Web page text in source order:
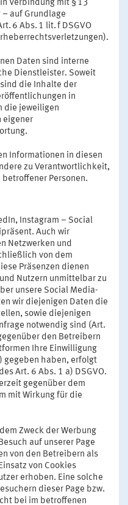
Verbindung mit § 13
auf Grundlage
6 Abs. 1 lit. f DSGVO
Daten sind interne
Dienstleister. Soweit
die Inhalte der
in
die jeweiligen
eigener
Informationen in diesen
zu Verantwortlichkeit,
Personen.
Instagram – Social
Auch wir
Netzwerken und
von dem
Präsenzen dienen
Nutzern unmittelbar zu
unsere Social Media-
wir diejenigen Daten die
sowie diejenigen
notwendig sind (Art.
den Betreibern
Ihre Einwilligung
gegeben haben, erfolgt
Art. 6 Abs. 1 a) DSGVO.
gegenüber dem
mit Wirkung für die
Zweck der Werbung
auf unserer Page
von den Betreibern als
von Cookies
erhoben. Eine solche
dieser Page bzw.
bei im betroffenen